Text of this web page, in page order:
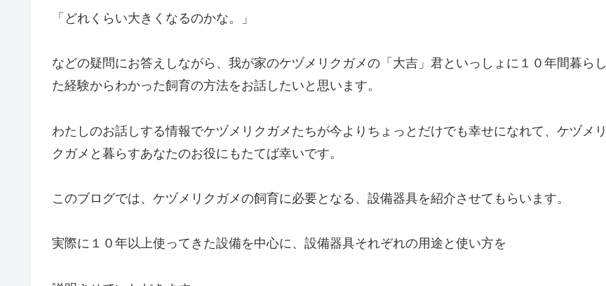
「どれくらい大きくなるのかな。」
などの疑問にお答えしながら、我が家のケヅメリクガメの「大吉」君といっしょに１０年間暮らし
た経験からわかった飼育の方法をお話したいと思います。
わたしのお話しする情報でケヅメリクガメたちが今よりちょっとだけでも幸せになれて、ケヅメリ
クガメと暮らすあなたのお役にもたてば幸いです。
このブログでは、ケヅメリクガメの飼育に必要となる、設備器具を紹介させてもらいます。
実際に１０年以上使ってきた設備を中心に、設備器具それぞれの用途と使い方を